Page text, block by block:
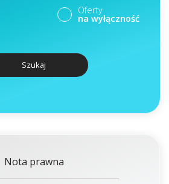
Oferty
na wyłączność
Szukaj
Nota prawna